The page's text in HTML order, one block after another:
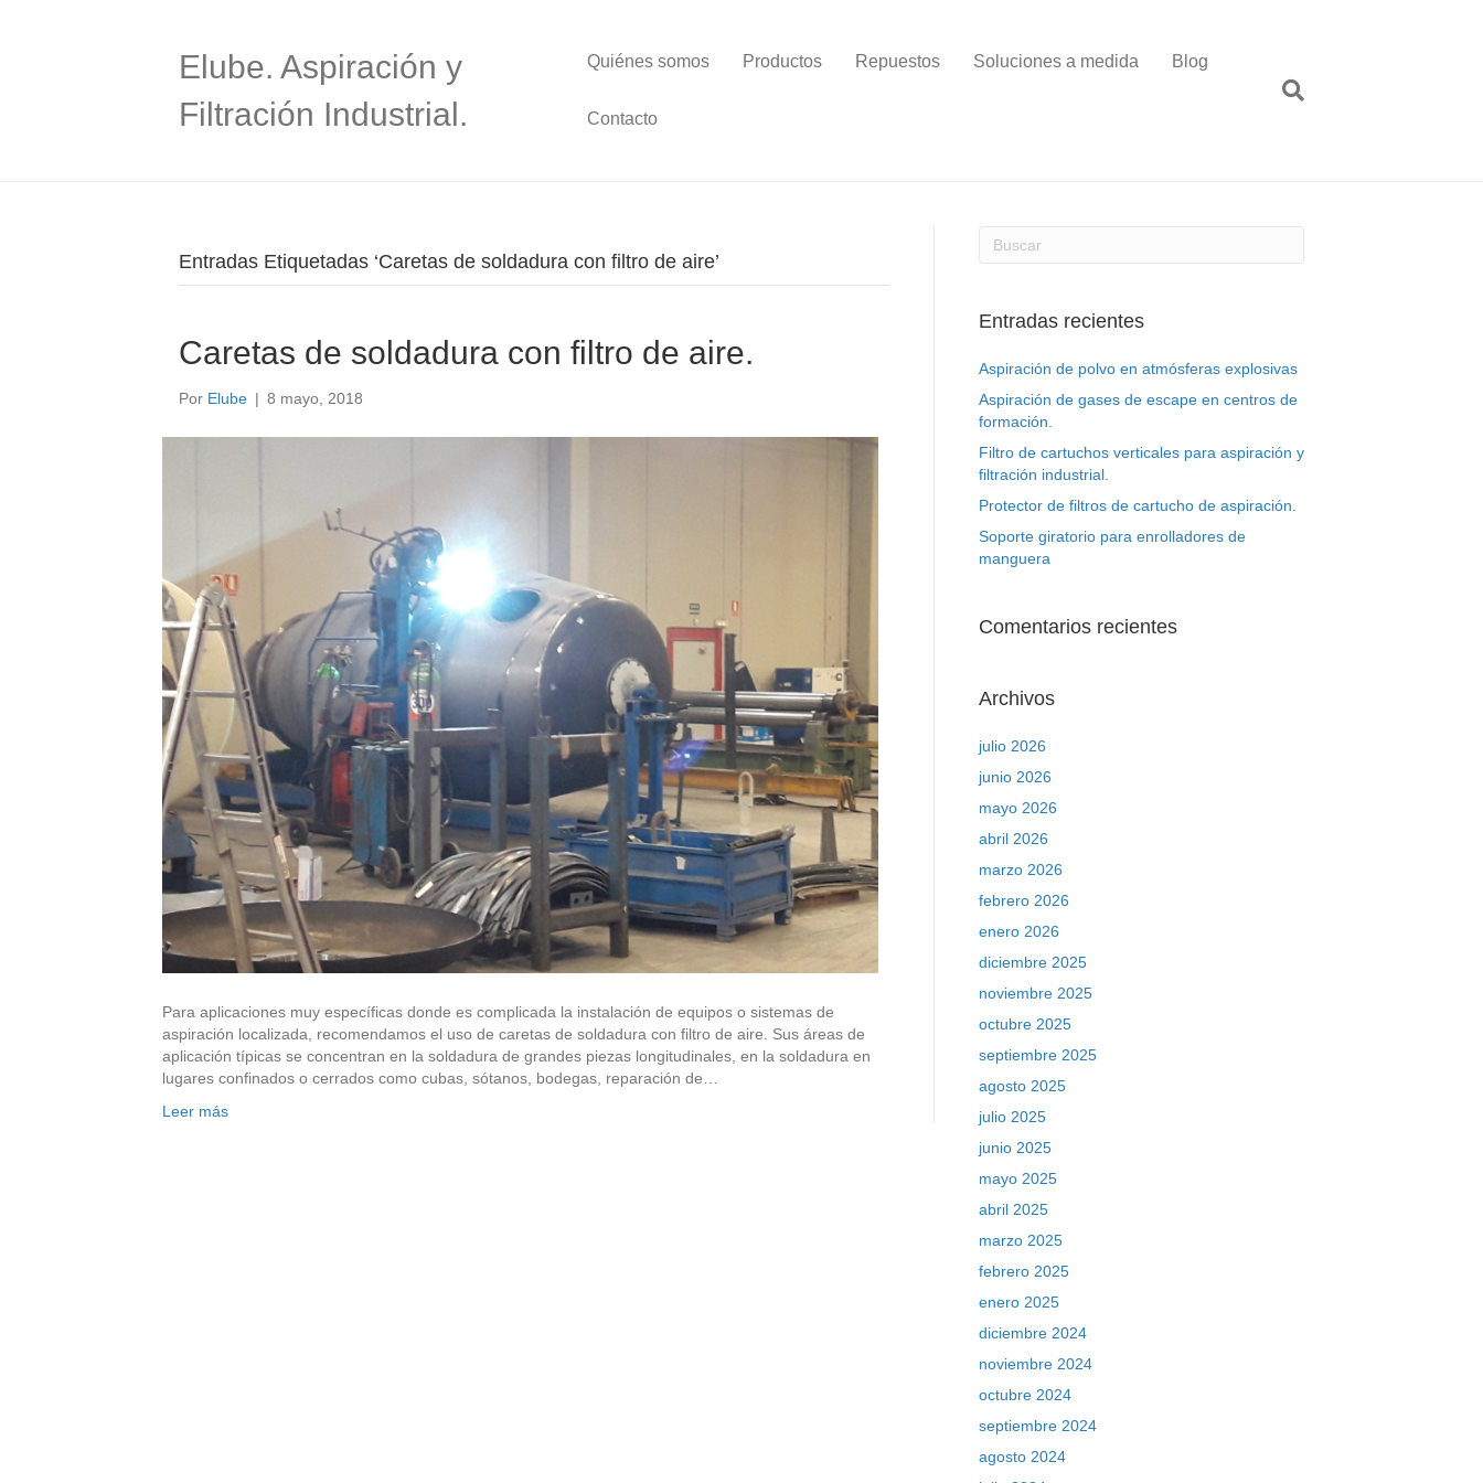
Elube. Aspiración y
Filtración Industrial.
Quiénes somos Productos Repuestos Soluciones a medida Blog
Contacto
Entradas Etiquetadas ‘Caretas de soldadura con filtro de aire’
Caretas de soldadura con filtro de aire.
Por Elube | 8 mayo, 2018
Para aplicaciones muy específicas donde es complicada la instalación de equipos o sistemas de
aspiración localizada, recomendamos el uso de caretas de soldadura con filtro de aire. Sus áreas de
aplicación típicas se concentran en la soldadura de grandes piezas longitudinales, en la soldadura en
lugares confinados o cerrados como cubas, sótanos, bodegas, reparación de…
Leer más
Entradas recientes
Aspiración de polvo en atmósferas explosivas
Aspiración de gases de escape en centros de
formación.
Filtro de cartuchos verticales para aspiración y
filtración industrial.
Protector de filtros de cartucho de aspiración.
Soporte giratorio para enrolladores de
manguera
Comentarios recientes
Archivos
julio 2026
junio 2026
mayo 2026
abril 2026
marzo 2026
febrero 2026
enero 2026
diciembre 2025
noviembre 2025
octubre 2025
septiembre 2025
agosto 2025
julio 2025
junio 2025
mayo 2025
abril 2025
marzo 2025
febrero 2025
enero 2025
diciembre 2024
noviembre 2024
octubre 2024
septiembre 2024
agosto 2024